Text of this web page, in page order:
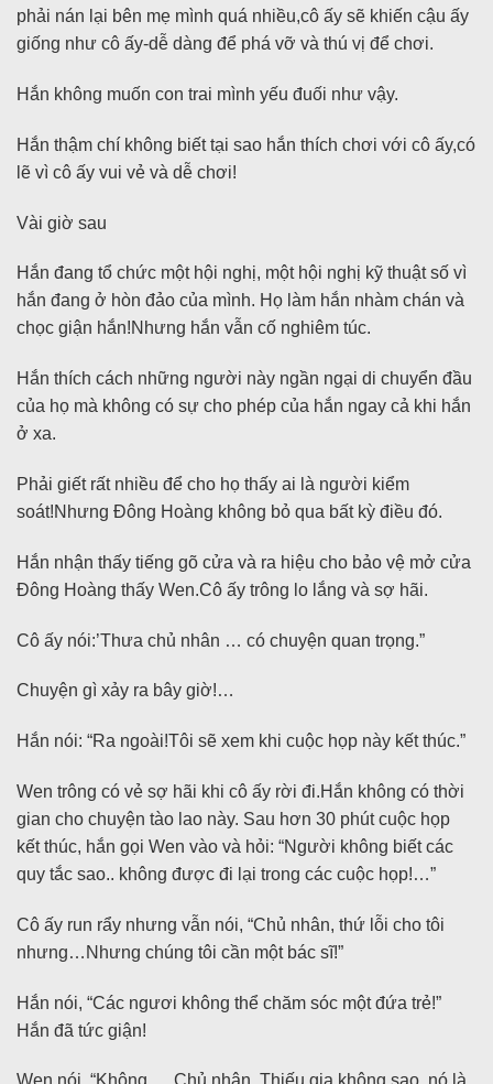
phải nán lại bên mẹ mình quá nhiều,cô ấy sẽ khiến cậu ấy
giống như cô ấy-dễ dàng để phá vỡ và thú vị để chơi.
Hắn không muốn con trai mình yếu đuối như vậy.
Hắn thậm chí không biết tại sao hắn thích chơi với cô ấy,có
lẽ vì cô ấy vui vẻ và dễ chơi!
Vài giờ sau
Hắn đang tổ chức một hội nghị, một hội nghị kỹ thuật số vì
hắn đang ở hòn đảo của mình. Họ làm hắn nhàm chán và
chọc giận hắn!Nhưng hắn vẫn cố nghiêm túc.
Hắn thích cách những người này ngần ngại di chuyển đầu
của họ mà không có sự cho phép của hắn ngay cả khi hắn
ở xa.
Phải giết rất nhiều để cho họ thấy ai là người kiểm
soát!Nhưng Đông Hoàng không bỏ qua bất kỳ điều đó.
Hắn nhận thấy tiếng gõ cửa và ra hiệu cho bảo vệ mở cửa
Đông Hoàng thấy Wen.Cô ấy trông lo lắng và sợ hãi.
Cô ấy nói:’Thưa chủ nhân … có chuyện quan trọng.”
Chuyện gì xảy ra bây giờ!…
Hắn nói: “Ra ngoài!Tôi sẽ xem khi cuộc họp này kết thúc.”
Wen trông có vẻ sợ hãi khi cô ấy rời đi.Hắn không có thời
gian cho chuyện tào lao này. Sau hơn 30 phút cuộc họp
kết thúc, hắn gọi Wen vào và hỏi: “Người không biết các
quy tắc sao.. không được đi lại trong các cuộc họp!…”
Cô ấy run rẩy nhưng vẫn nói, “Chủ nhân, thứ lỗi cho tôi
nhưng…Nhưng chúng tôi cần một bác sĩ!”
Hắn nói, “Các ngươi không thể chăm sóc một đứa trẻ!”
Hắn đã tức giận!